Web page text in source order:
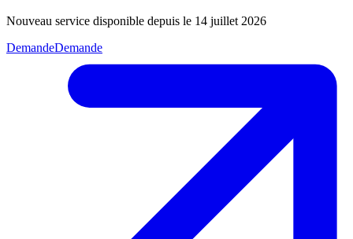
Nouveau service disponible depuis le 14 juillet 2026
DemandeDemande